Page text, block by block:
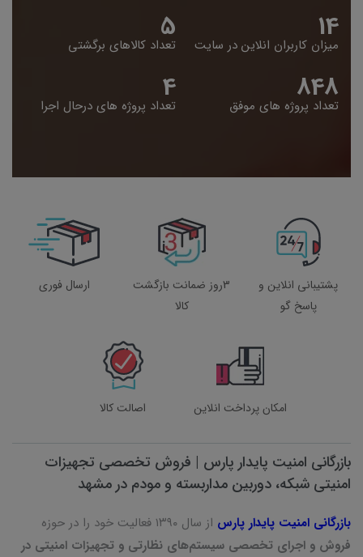
14
میزان کاربران انلاین در سایت 5
تعداد کالاهای برگشتی
848
تعداد پروژه های موفق 4
تعداد پروژه های درحال اجرا
پشتیبانی انلاین و
پاسخ گو
3روز ضمانت بازگشت
کالا
ارسال فوری
امکان پرداخت انلاین اصالت کالا
بازرگانی امنیت پایدار پارس | فروش تخصصی تجهیزات
امنیتی شبکه، دوربین مداربسته و مودم در مشهد
بازرگانی امنیت پایدار پارس از سال ۱۳۹۰ فعالیت خود را در حوزه
فروش و اجرای تخصصی سیستم‌های نظارتی و تجهیزات امنیتی در